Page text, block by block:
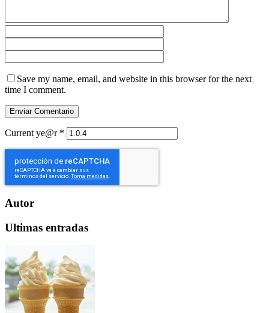
Save my name, email, and website in this browser for the next
time I comment.
Current ye@r *
Autor
Ultimas entradas